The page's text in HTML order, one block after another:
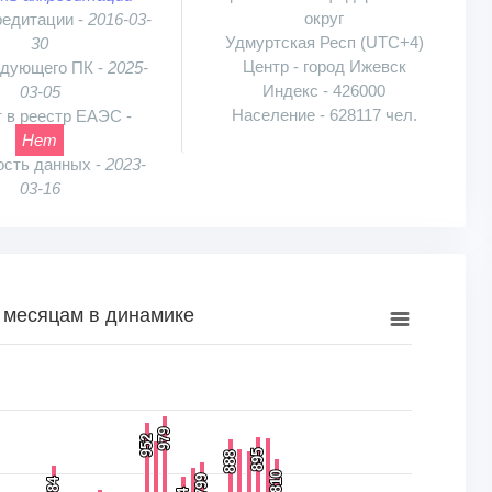
- 2016-03-
30
ПК - 2025-
03-05
в реестр ЕАЭС -
Нет
данных - 2023-
03-16
округ
Удмуртская Респ (UTC+4)
Центр - город Ижевск
Индекс - 426000
Население - 628117 чел.
шт.. Range: 0 to 1250.
в динамике
952
952979
979
799
799
888
888 895
895
810
810